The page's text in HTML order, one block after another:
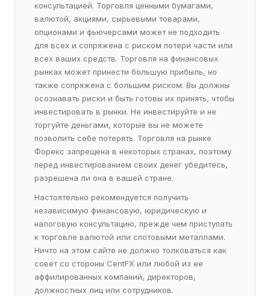
консультацией. Торговля ценными бумагами,
валютой, акциями, сырьевыми товарами,
опционами и фьючерсами может не подходить
для всех и сопряжена с риском потери части или
всех ваших средств. Торговля на финансовых
рынках может принести большую прибыль, но
также сопряжена с большим риском. Вы должны
осознавать риски и быть готовы их принять, чтобы
инвестировать в рынки. Не инвестируйте и не
торгуйте деньгами, которые вы не можете
позволить себе потерять. Торговля на рынке
Форекс запрещена в некоторых странах, поэтому
перед инвестированием своих денег убедитесь,
разрешена ли она в вашей стране.
Настоятельно рекомендуется получить
независимую финансовую, юридическую и
налоговую консультацию, прежде чем приступать
к торговле валютой или спотовыми металлами.
Ничто на этом сайте не должно толковаться как
совет со стороны CentFX или любой из ее
аффилированных компаний, директоров,
должностных лиц или сотрудников.